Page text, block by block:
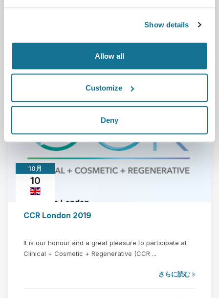
Show details
Allow all
Customize
Deny
We are happy to invite you to attend the 3rd Global
10月
10
CCR London 2019
It is our honour and a great pleasure to participate at
Clinical + Cosmetic + Regenerative (CCR ...
さらに読む